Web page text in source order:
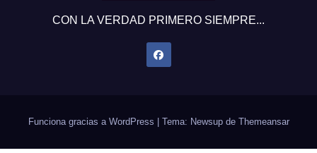
CON LA VERDAD PRIMERO SIEMPRE...
Funciona gracias a WordPress Tema: Newsup de Themeansar